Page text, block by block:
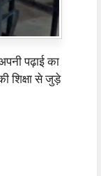
पढ़ाई का
शिक्षा से जुड़े